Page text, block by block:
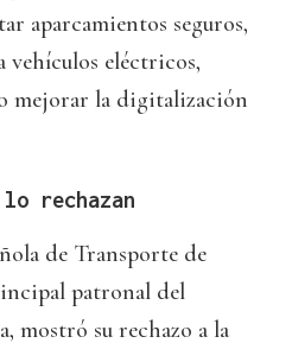
aparcamientos seguros,
vehículos eléctricos,
mejorar la digitalización
rechazan
de Transporte de
patronal del
mostró su rechazo a la